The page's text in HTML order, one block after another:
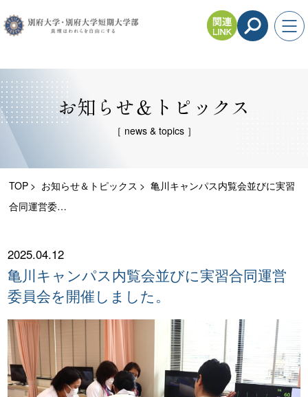
お知らせ＆トピックス
［ news & topics ］
TOP お知らせ＆トピックス
亀川キャンパス内覧会並びに実習
合同運営委…
2025.04.12
亀川キャンパス内覧会並びに実習合同運営
委員会を開催しました。